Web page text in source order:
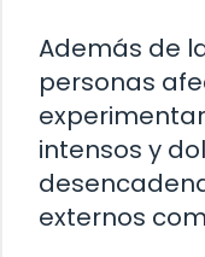
Además de
personas
intensos y
externos